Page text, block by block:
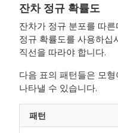
잔차 정규 확률도
잔차가 정규 분포를 따
정규 확률도를 사용하십
직선을 따라야 합니다.
다음 표의 패턴들은 모
나타낼 수 있습니다.
패턴